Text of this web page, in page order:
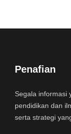
Penafian
Segala informasi
pendidikan dan
serta strategi